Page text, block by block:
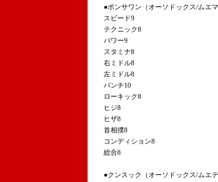
●ポンサワン（オーソドックス/ムエ
スピード9
テクニック8
パワー9
スタミナ8
右ミドル8
左ミドル8
パンチ10
ローキック8
ヒジ8
ヒザ8
首相撲8
コンディション8
総合8
●クンスック（オーソドックス/ムエ